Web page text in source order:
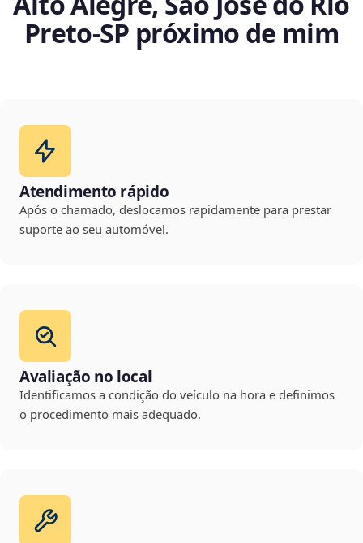
Preto‑SP próximo de mim
Atendimento rápido
Após o chamado, deslocamos rapidamente para prestar
suporte ao seu automóvel.
Avaliação no local
Identificamos a condição do veículo na hora e definimos
o procedimento mais adequado.